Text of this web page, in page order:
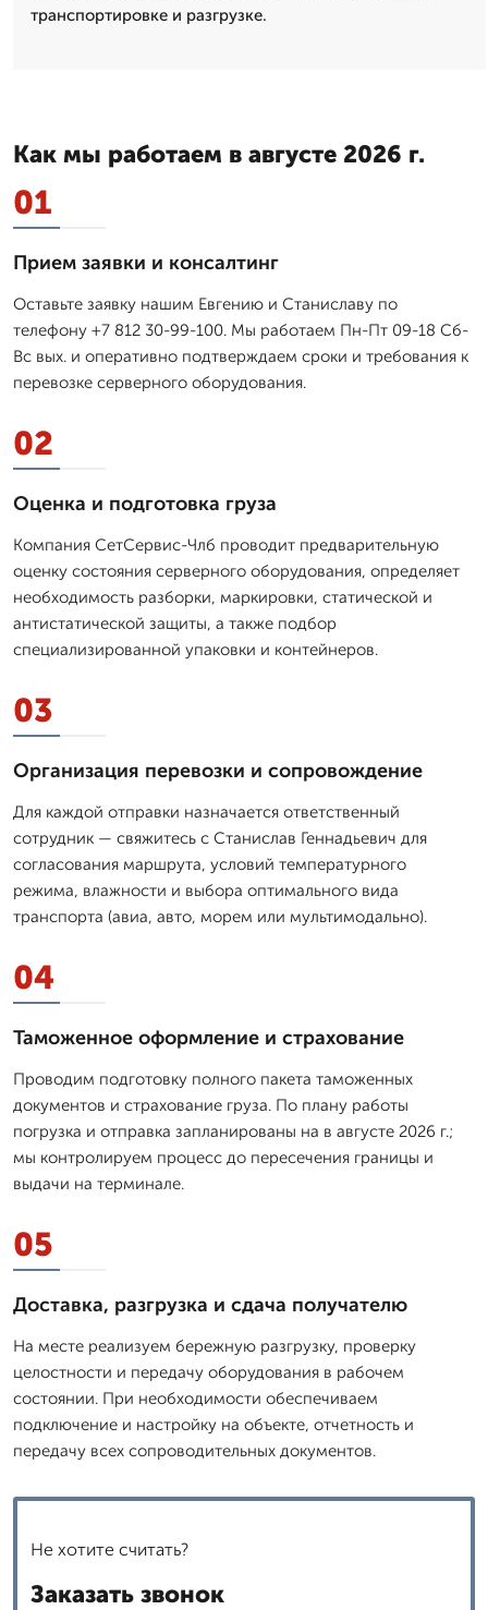
транспортировке и разгрузке.
Как мы работаем в августе 2026 г.
01
Прием заявки и консалтинг
Оставьте заявку нашим Евгению и Станиславу по
телефону +7 812 30-99-100. Мы работаем Пн-Пт 09-18 Сб-
Вс вых. и оперативно подтверждаем сроки и требования к
перевозке серверного оборудования.
02
Оценка и подготовка груза
Компания СетСервис-Члб проводит предварительную
оценку состояния серверного оборудования, определяет
необходимость разборки, маркировки, статической и
антистатической защиты, а также подбор
специализированной упаковки и контейнеров.
03
Организация перевозки и сопровождение
Для каждой отправки назначается ответственный
сотрудник — свяжитесь с Станислав Геннадьевич для
согласования маршрута, условий температурного
режима, влажности и выбора оптимального вида
транспорта (авиа, авто, морем или мультимодально).
04
Таможенное оформление и страхование
Проводим подготовку полного пакета таможенных
документов и страхование груза. По плану работы
погрузка и отправка запланированы на в августе 2026 г.;
мы контролируем процесс до пересечения границы и
выдачи на терминале.
05
Доставка, разгрузка и сдача получателю
На месте реализуем бережную разгрузку, проверку
целостности и передачу оборудования в рабочем
состоянии. При необходимости обеспечиваем
подключение и настройку на объекте, отчетность и
передачу всех сопроводительных документов.
Не хотите считать?
Заказать звонок